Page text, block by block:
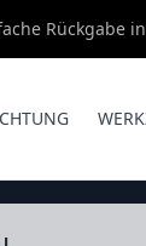
Rückgabe in